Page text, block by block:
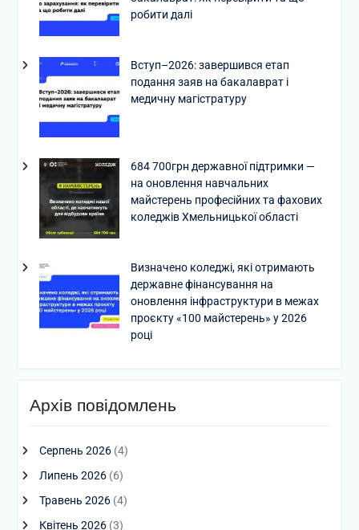
робити далі
Вступ–2026: завершився етап
подання заяв на бакалаврат і
медичну магістратуру
684 700грн державної підтримки —
на оновлення навчальних
майстерень професійних та фахових
коледжів Хмельницької області
Визначено коледжі, які отримають
державне фінансування на
оновлення інфраструктури в межах
проєкту «100 майстерень» у 2026
році
Архів повідомлень
Серпень 2026(4)
Липень 2026(6)
Травень 2026(4)
Квітень 2026(3)